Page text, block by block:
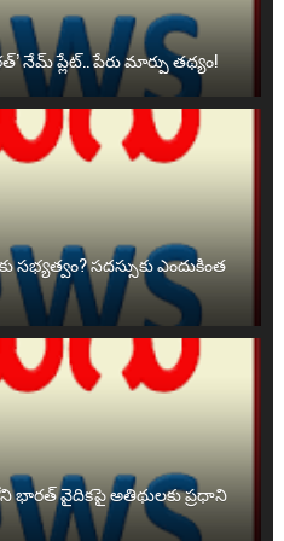
నేమ్ ప్లేట్‌.. పేరు మార్పు తథ్యం!
సభ్యత్వం? సదస్సుకు ఎందుకింత
భారత్ వైదికపై అతిథులకు ప్రధాని